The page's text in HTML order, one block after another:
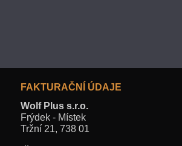
FAKTURAČNÍ ÚDAJE
Wolf Plus s.r.o.
Frýdek - Místek
Tržní 21, 738 01